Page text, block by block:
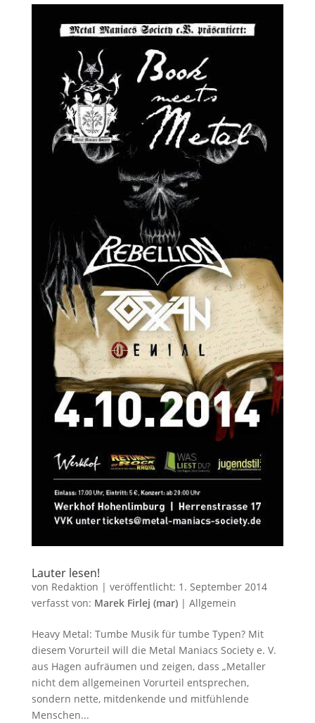
Lauter lesen!
von Redaktion | veröffentlicht: 1. September 2014
verfasst von: Marek Firlej (mar)| Allgemein
Heavy Metal: Tumbe Musik für tumbe Typen? Mit
diesem Vorurteil will die Metal Maniacs Society e. V.
aus Hagen aufräumen und zeigen, dass „Metaller
nicht dem allgemeinen Vorurteil entsprechen,
sondern nette, mitdenkende und mitfühlende
Menschen...